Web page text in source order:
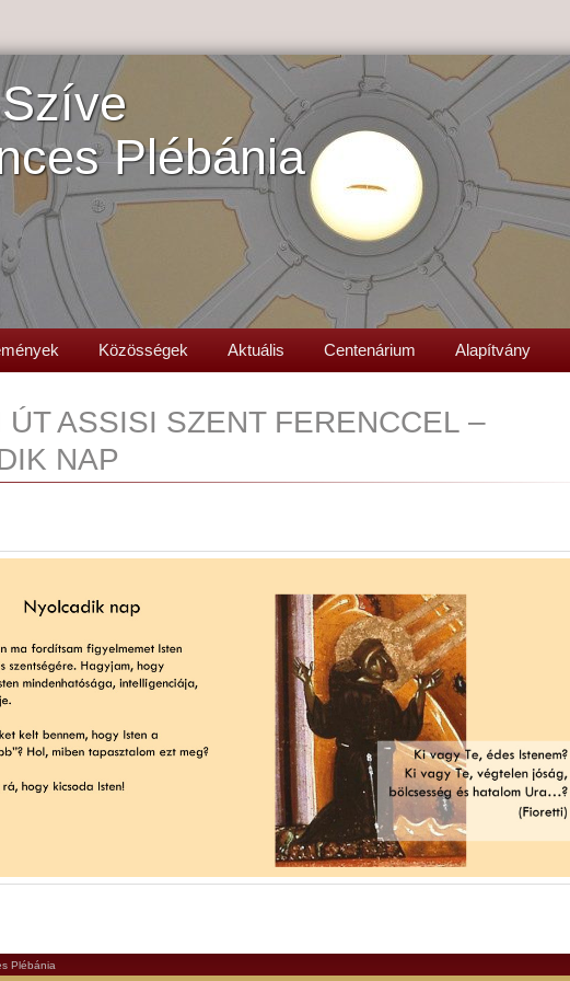
Plébánia
Közösségek Aktuális Centenárium Alapítvány
ÚT ASSISI SZENT FERENCCEL –
NAP
Plébánia